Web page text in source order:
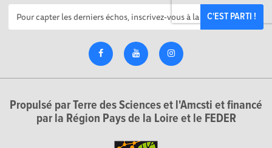
C'EST PARTI !
Propulsé par Terre des Sciences et l'Amcsti et financé
par la Région Pays de la Loire et le FEDER